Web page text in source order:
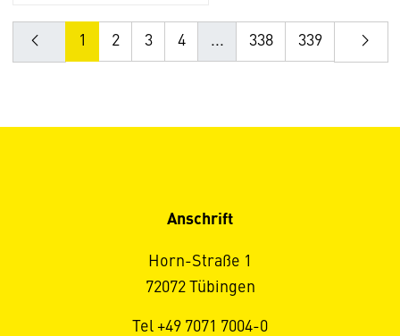
1 2 3 4 ... 338 339
Anschrift
Horn-Straße 1
72072 Tübingen
Tel +49 7071 7004-0